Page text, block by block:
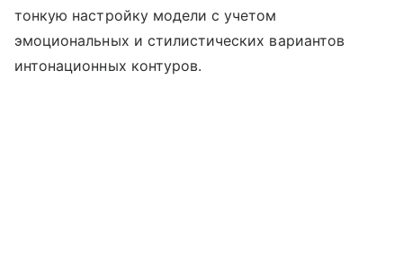
тонкую настройку модели с учетом
эмоциональных и стилистических вариантов
интонационных контуров.